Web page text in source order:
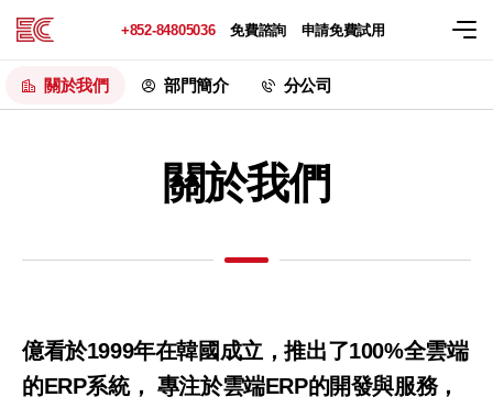
+852-84805036 免費諮詢 申請免費試用
關於我們 部門簡介 分公司
關於我們
億看於1999年在韓國成立，推出了100%全雲端
的ERP系統， 專注於雲端ERP的開發與服務，